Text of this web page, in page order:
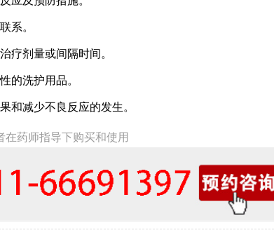
系。
疗剂量或间隔时间。
的洗护用品。
和减少不良反应的发生。
药师指导下购买和使用